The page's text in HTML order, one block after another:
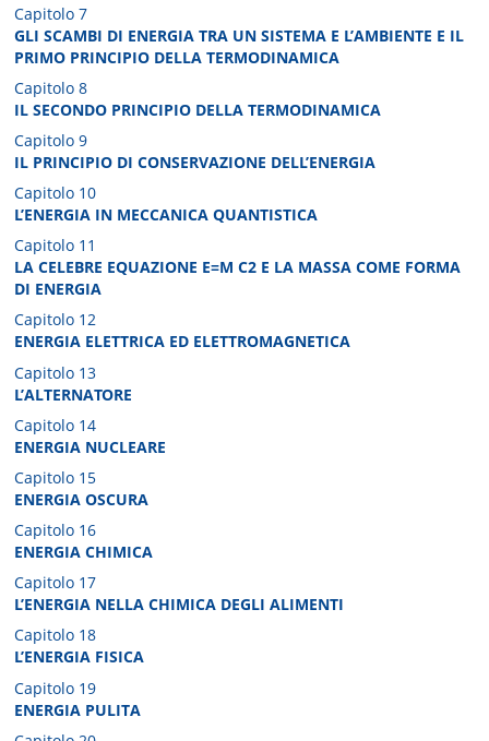
Capitolo 7
GLI SCAMBI DI ENERGIA TRA UN SISTEMA E L’AMBIENTE E IL
PRIMO PRINCIPIO DELLA TERMODINAMICA
Capitolo 8
IL SECONDO PRINCIPIO DELLA TERMODINAMICA
Capitolo 9
IL PRINCIPIO DI CONSERVAZIONE DELL’ENERGIA
Capitolo 10
L’ENERGIA IN MECCANICA QUANTISTICA
Capitolo 11
LA CELEBRE EQUAZIONE E=M C2 E LA MASSA COME FORMA
DI ENERGIA
Capitolo 12
ENERGIA ELETTRICA ED ELETTROMAGNETICA
Capitolo 13
L’ALTERNATORE
Capitolo 14
ENERGIA NUCLEARE
Capitolo 15
ENERGIA OSCURA
Capitolo 16
ENERGIA CHIMICA
Capitolo 17
L’ENERGIA NELLA CHIMICA DEGLI ALIMENTI
Capitolo 18
L’ENERGIA FISICA
Capitolo 19
ENERGIA PULITA